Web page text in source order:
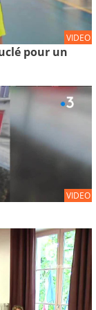
VIDEO
pour un
VIDEO